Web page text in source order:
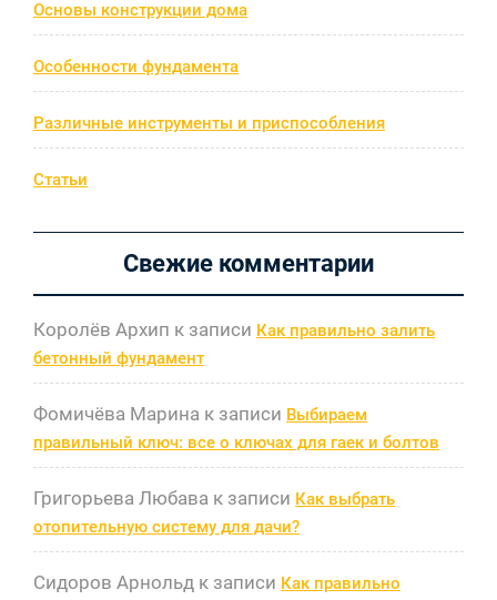
Основы конструкции дома
Особенности фундамента
Различные инструменты и приспособления
Статьи
Свежие комментарии
Королёв Архип к записи Как правильно залить
бетонный фундамент
Фомичёва Марина к записи Выбираем
правильный ключ: все о ключах для гаек и болтов
Григорьева Любава к записи Как выбрать
отопительную систему для дачи?
Сидоров Арнольд к записи Как правильно